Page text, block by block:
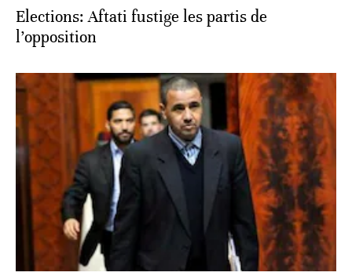
Elections: Aftati fustige les partis de
l’opposition